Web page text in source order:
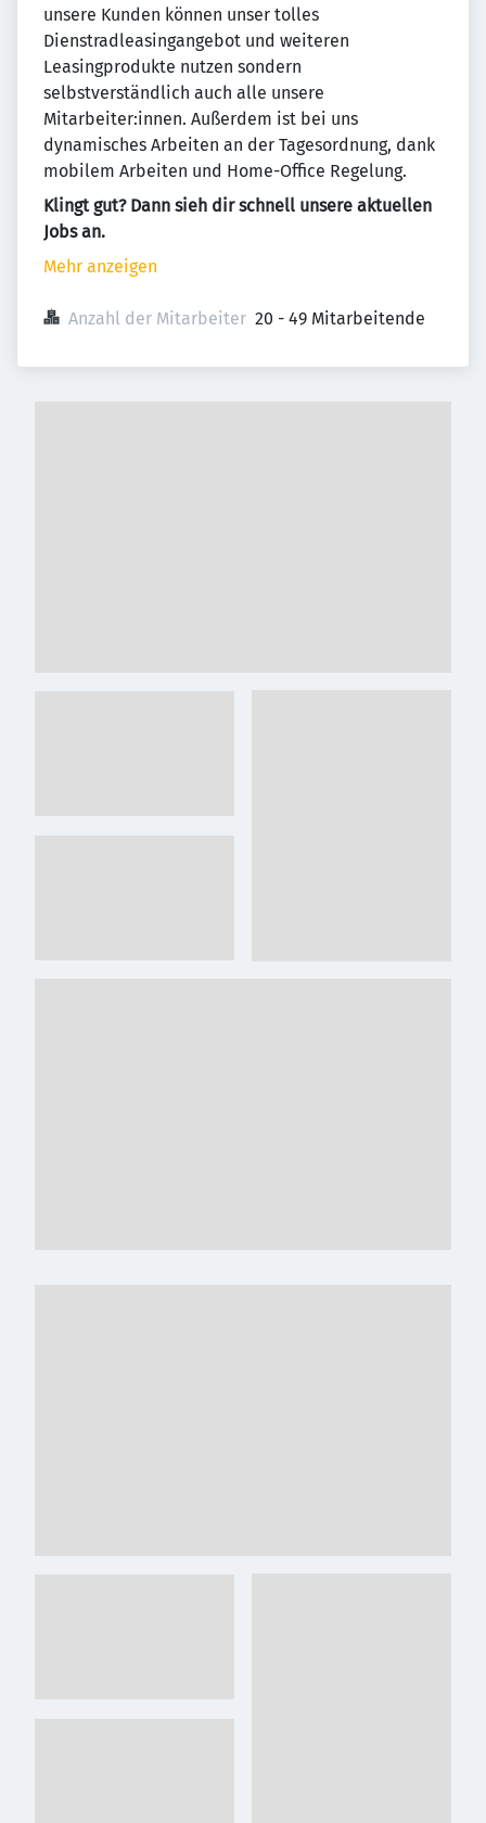
unsere Kunden können unser tolles
Dienstradleasingangebot und weiteren
Leasingprodukte nutzen sondern
selbstverständlich auch alle unsere
Mitarbeiter:innen. Außerdem ist bei uns
dynamisches Arbeiten an der Tagesordnung, dank
mobilem Arbeiten und Home-Office Regelung.
Klingt gut? Dann sieh dir schnell unsere aktuellen
Jobs an.
Mehr anzeigen
Anzahl der Mitarbeiter 20 - 49 Mitarbeitende